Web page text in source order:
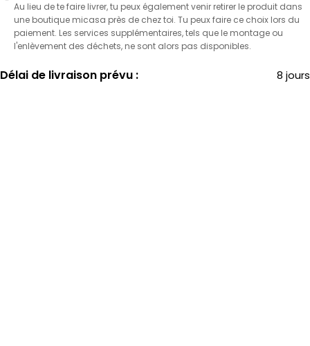
Au lieu de te faire livrer, tu peux également venir retirer le produit dans
une boutique micasa près de chez toi. Tu peux faire ce choix lors du
paiement. Les services supplémentaires, tels que le montage ou
l'enlèvement des déchets, ne sont alors pas disponibles.
Délai de livraison prévu : 8 jours